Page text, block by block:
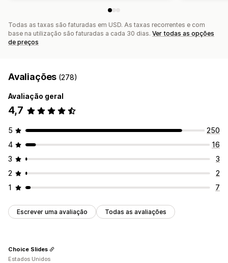
Todas as taxas são faturadas em USD. As taxas recorrentes e com
base na utilização são faturadas a cada 30 dias. Ver todas as opções
de preços
Avaliações (278)
Avaliação geral
4,7
5
250
4
16
3
3
2
2
1
7
Escrever uma avaliação Todas as avaliações
Choice Slides
Estados Unidos